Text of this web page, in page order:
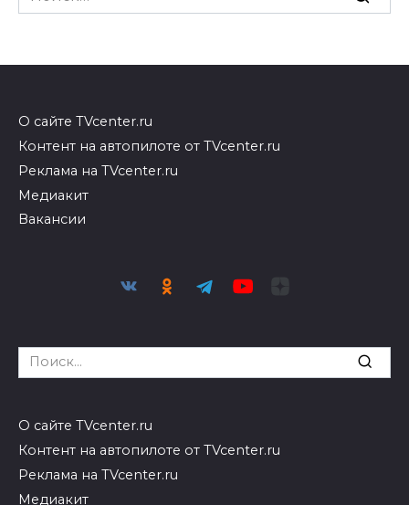
for:
О сайте TVcenter.ru
Контент на автопилоте от TVcenter.ru
Реклама на TVcenter.ru
Медиакит
Вакансии
Search
for:
О сайте TVcenter.ru
Контент на автопилоте от TVcenter.ru
Реклама на TVcenter.ru
Медиакит